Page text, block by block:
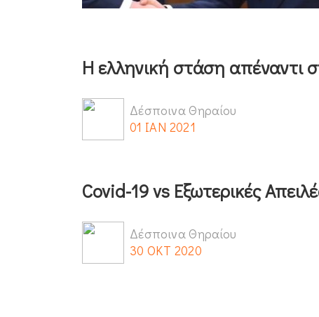
Η ελληνική στάση απέναντι
Δέσποινα Θηραίου
01 ΙΑΝ 2021
Covid-19 vs Εξωτερικές
Δέσποινα Θηραίου
30 ΟΚΤ 2020